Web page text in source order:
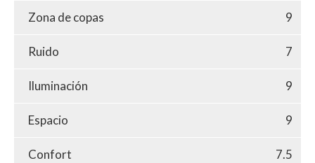
Zona de copas 9
Ruido 7
Iluminación 9
Espacio 9
Confort 7.5